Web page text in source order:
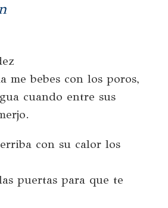
me bebes con los poros,
cuando entre sus
con su calor los
puertas para que te